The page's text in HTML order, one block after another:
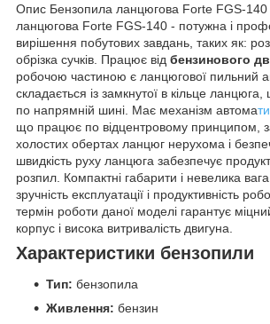
Опис Бензопила ланцюгова Forte FGS-140
ланцюгова Forte FGS-140 - потужна і
вирішення побутових завдань, таких як:
обрізка сучків. Працює від бензинового
робочою частиною є ланцюгової пильний
складається із замкнутої в кільце
по напрямній шині. Має механізм автома
що працює по відцентровому принципом,
холостих обертах ланцюг нерухома і
швидкість руху ланцюга забезпечує
розпил. Компактні габарити і невелика
зручність експлуатації і продуктивність
термін роботи даної моделі гарантує
корпус і висока витривалість двигуна.
Характеристики бензопили
Тип: бензопила
Живлення: бензин